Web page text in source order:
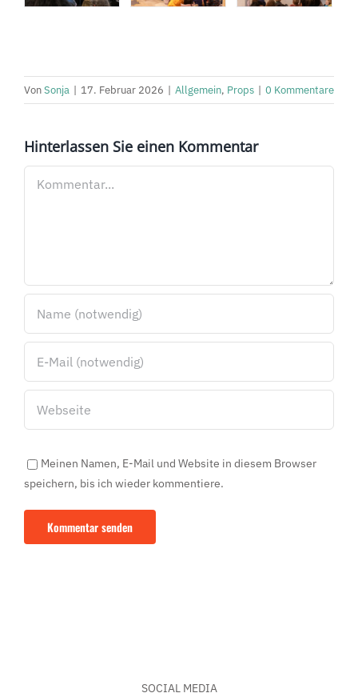
VonSonja | 17. Februar 2026 | Allgemein, Props | 0 Kommentare
Hinterlassen Sie einen Kommentar
Meinen Namen, E-Mail und Website in diesem Browser
speichern, bis ich wieder kommentiere.
SOCIAL MEDIA